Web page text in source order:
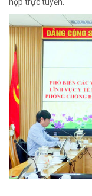
hợp trực tuyến.